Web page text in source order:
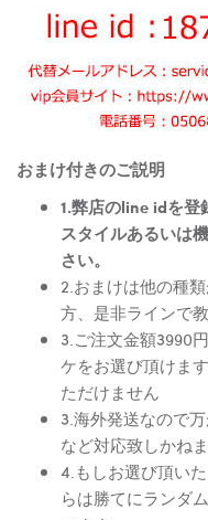
おまけ付きのご説明
1.弊店のline idを登
スタイルあるいは
さい。
2.おまけは他の種
方、是非ラインで
3.ご注文金額3990
ケをお選び頂けま
ただけません
3.海外発送なので
など対応致しかね
4.もしお選び頂い
らは勝てにランダ